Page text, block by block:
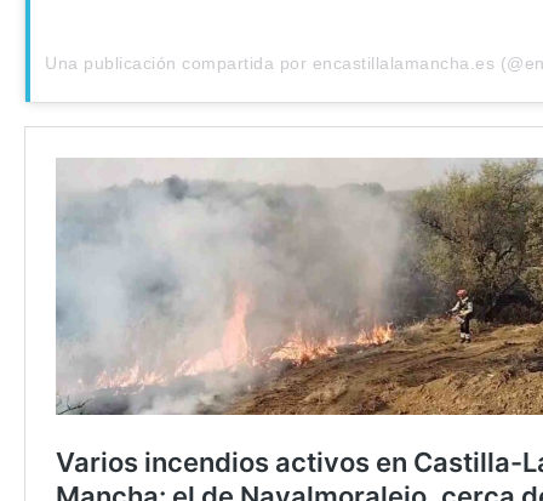
Una publicación compartida por encastillalamancha.es